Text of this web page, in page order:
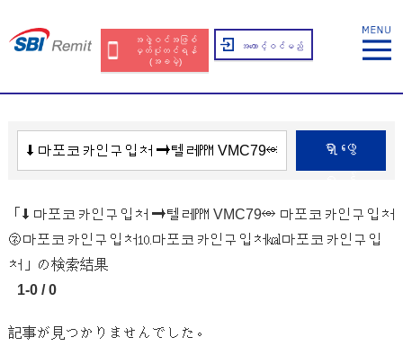
အဖွဲ့ဝင်အဖြစ်
မှတ်ပုံတင်ရန်
(အခမဲ့)
အကောင့်ဝင်မည်
ရှာဖွေ
「⬇ 마포코카인구입처 ➝텔레㏙ VMC79⥈ 마포코카인구입처
㋧마포코카인구입처⒑마포코카인구입처㎉마포코카인구입
처」の検索結果
1-0 / 0
記事が見つかりませんでした。